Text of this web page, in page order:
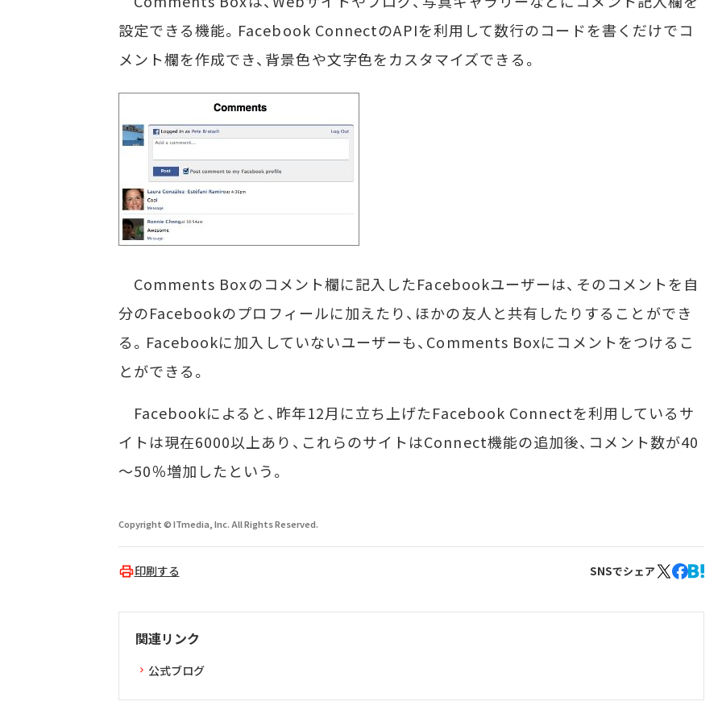
設定できる機能。Facebook ConnectのAPIを利用して数行のコードを書くだけでコ
メント欄を作成でき、背景色や文字色をカスタマイズできる。
Comments Boxのコメント欄に記入したFacebookユーザーは、そのコメントを自
分のFacebookのプロフィールに加えたり、ほかの友人と共有したりすることができ
る。Facebookに加入していないユーザーも、Comments Boxにコメントをつけるこ
とができる。
Facebookによると、昨年12月に立ち上げたFacebook Connectを利用しているサ
イトは現在6000以上あり、これらのサイトはConnect機能の追加後、コメント数が40
～50％増加したという。
Copyright © ITmedia, Inc. All Rights Reserved.
印刷する SNSでシェア
関連リンク
公式ブログ